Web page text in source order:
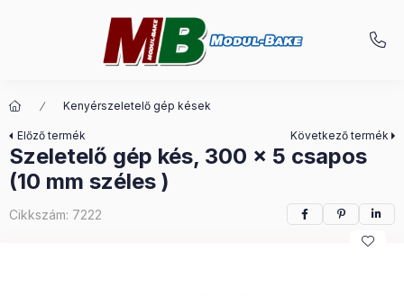
Kenyérszeletelő gép kések
Előző termék Következő termék
Szeletelő gép kés, 300 x 5 csapos
(10 mm széles )
Cikkszám: 7222